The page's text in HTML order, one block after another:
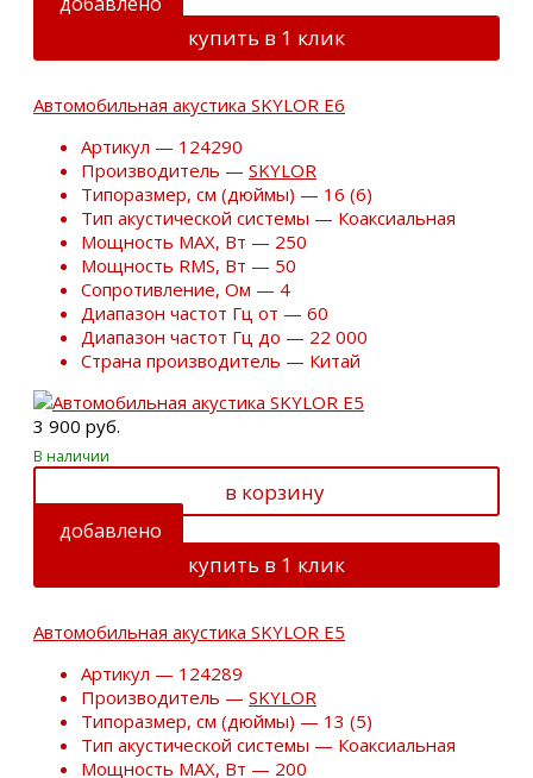
купить в 1 клик
Автомобильная акустика SKYLOR E6
Артикул — 124290
Производитель — SKYLOR
Типоразмер, см (дюймы) — 16 (6)
Тип акустической системы — Коаксиальная
Мощность MAX, Вт — 250
Мощность RMS, Вт — 50
Сопротивление, Ом — 4
Диапазон частот Гц от — 60
Диапазон частот Гц до — 22 000
Страна производитель — Китай
3 900 руб.
В наличии
в корзину
добавлено
купить в 1 клик
Автомобильная акустика SKYLOR E5
Артикул — 124289
Производитель — SKYLOR
Типоразмер, см (дюймы) — 13 (5)
Тип акустической системы — Коаксиальная
Мощность MAX, Вт — 200